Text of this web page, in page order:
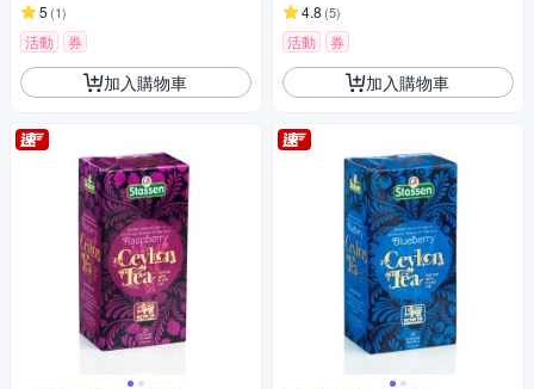
5 (1)
活動 券
加入購物車
4.8 (5)
活動 券
加入購物車